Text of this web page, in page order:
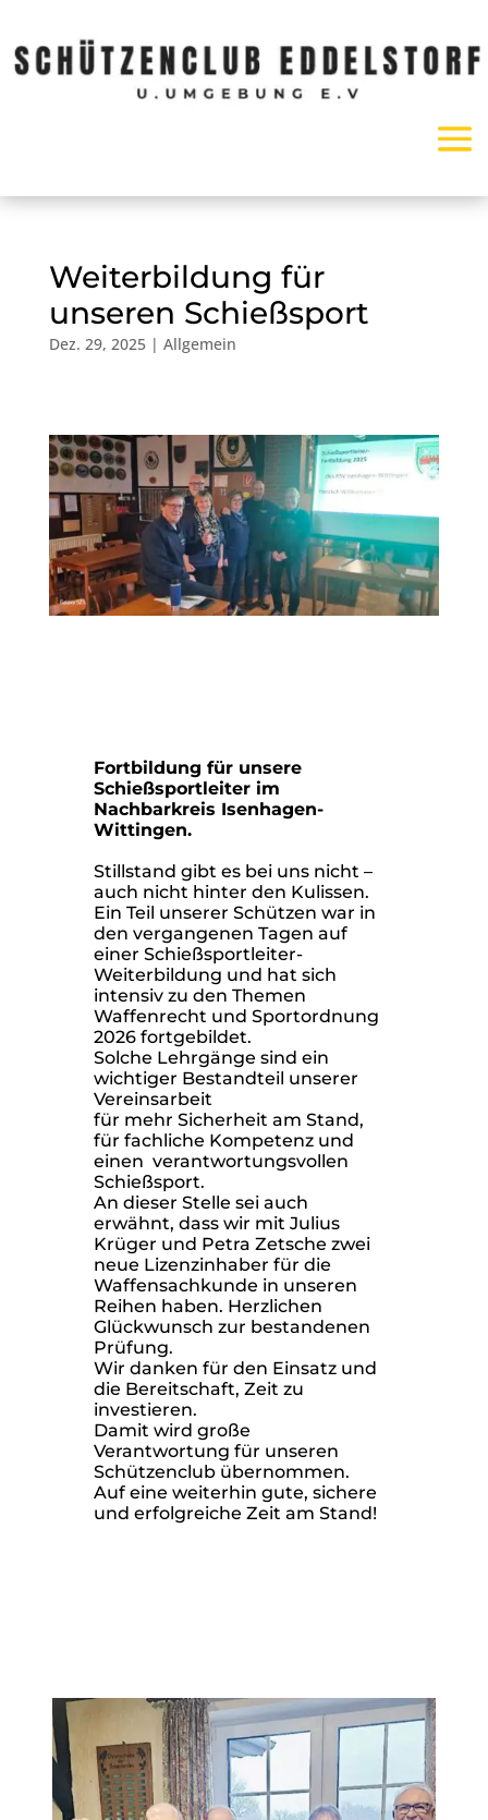
Weiterbildung für
unseren Schießsport
Dez. 29, 2025| Allgemein
Fortbildung für unsere
Schießsportleiter im
Nachbarkreis Isenhagen-
Wittingen.
Stillstand gibt es bei uns nicht –
auch nicht hinter den Kulissen.
Ein Teil unserer Schützen war in
den vergangenen Tagen auf
einer Schießsportleiter-
Weiterbildung und hat sich
intensiv zu den Themen
Waffenrecht und Sportordnung
2026 fortgebildet.
Solche Lehrgänge sind ein
wichtiger Bestandteil unserer
Vereinsarbeit
für mehr Sicherheit am Stand,
für fachliche Kompetenz und
einen verantwortungsvollen
Schießsport.
An dieser Stelle sei auch
erwähnt, dass wir mit Julius
Krüger und Petra Zetsche zwei
neue Lizenzinhaber für die
Waffensachkunde in unseren
Reihen haben. Herzlichen
Glückwunsch zur bestandenen
Prüfung.
Wir danken für den Einsatz und
die Bereitschaft, Zeit zu
investieren.
Damit wird große
Verantwortung für unseren
Schützenclub übernommen.
Auf eine weiterhin gute, sichere
und erfolgreiche Zeit am Stand!